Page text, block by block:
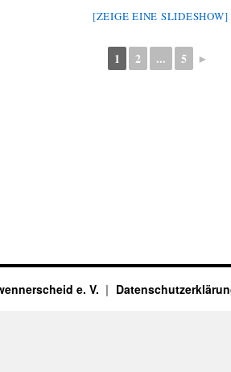
[ZEIGE EINE SLIDESHOW]
1 2 ... 5 ►
e. V.